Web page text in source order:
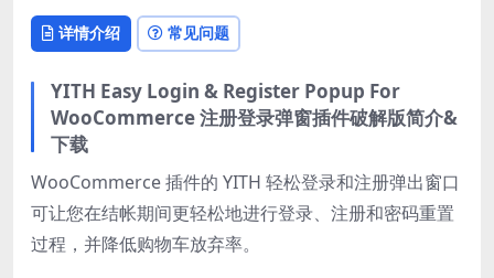
详情介绍 常见问题
YITH Easy Login & Register Popup For
WooCommerce 注册登录弹窗插件破解版简介&
下载
WooCommerce 插件的 YITH 轻松登录和注册弹出窗口
可让您在结帐期间更轻松地进行登录、注册和密码重置
过程，并降低购物车放弃率。